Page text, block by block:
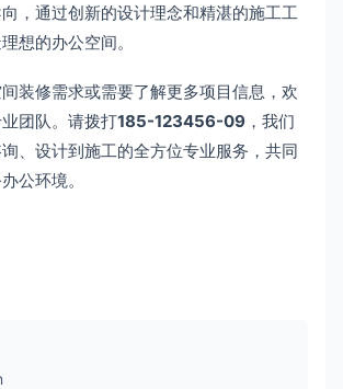
，通过创新的设计理念和精湛的施工工
想的办公空间。
装修需求或需要了解更多项目信息，欢
团队。请拨打185-123456-09 ，我们
、设计到施工的全方位专业服务，共同
公环境。